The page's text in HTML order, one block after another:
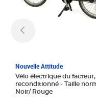
Nouvelle Attitude
Vélo électrique du facteur,
reconditionné - Taille normale -
Noir/ Rouge